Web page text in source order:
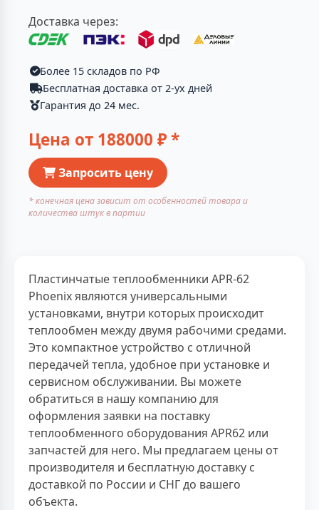
Доставка через:
Более 15 складов по РФ
Бесплатная доставка от 2-ух дней
Гарантия до 24 мес.
Цена от 188000 ₽ *
Запросить цену
* конечная цена зависит от особенностей товара и
количества штук в партии
Пластинчатые теплообменники APR-62
Phoenix являются универсальными
установками, внутри которых происходит
теплообмен между двумя рабочими средами.
Это компактное устройство с отличной
передачей тепла, удобное при установке и
сервисном обслуживании. Вы можете
обратиться в нашу компанию для
оформления заявки на поставку
теплообменного оборудования APR62 или
запчастей для него. Мы предлагаем цены от
производителя и бесплатную доставку с
доставкой по России и СНГ до вашего
объекта.